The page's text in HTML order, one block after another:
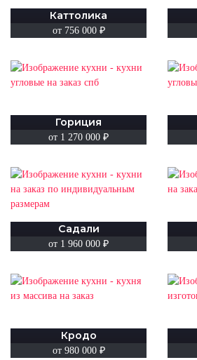
Каттолика
от 756 000 ₽
Гориция
от 1 270 000 ₽
Садали
от 1 960 000 ₽
Кродо
от 980 000 ₽